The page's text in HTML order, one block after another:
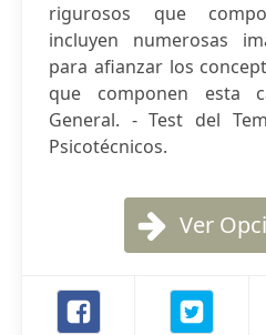
rigurosos que
incluyen numerosas
para afianzar los
que componen esta
General. - Test del
Psicotécnicos.
Ver